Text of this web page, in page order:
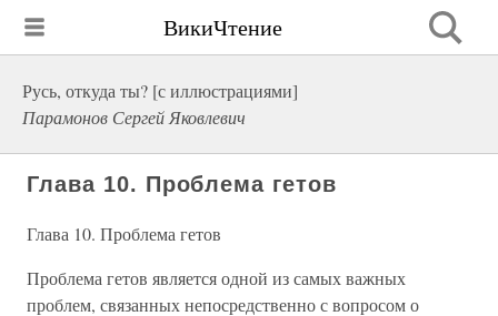
ВикиЧтение
Русь, откуда ты? [с иллюстрациями]
Парамонов Сергей Яковлевич
Глава 10. Проблема гетов
Глава 10. Проблема гетов
Проблема гетов является одной из самых важных
проблем, связанных непосредственно с вопросом о